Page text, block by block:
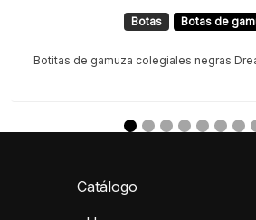
Botas Botas de
Botitas de gamuza colegiales negras
Catálogo